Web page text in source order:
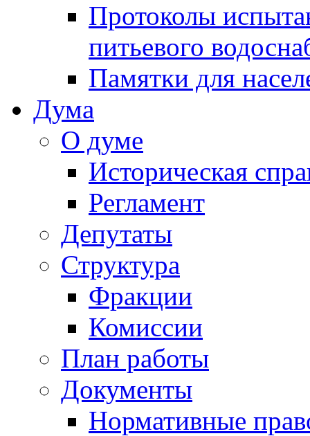
Протоколы
питьевого
Памятки для
Дума
О думе
Историческая
Регламент
Депутаты
Структура
Фракции
Комиссии
План работы
Документы
Нормативные